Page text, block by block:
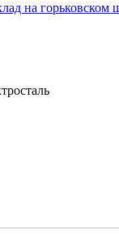
на горьковском